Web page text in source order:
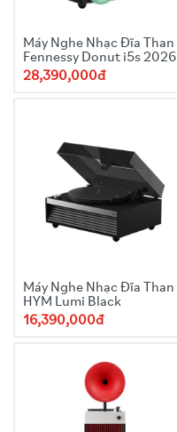
Máy Nghe Nhạc Đĩa Than
Fennessy Donut i5s 2026
28,390,000đ
Máy Nghe Nhạc Đĩa Than
HYM Lumi Black
16,390,000đ